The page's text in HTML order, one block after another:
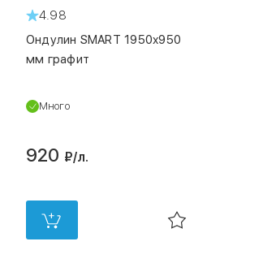
4.98
Ондулин SMART 1950х950
мм графит
Много
920 ₽/л.